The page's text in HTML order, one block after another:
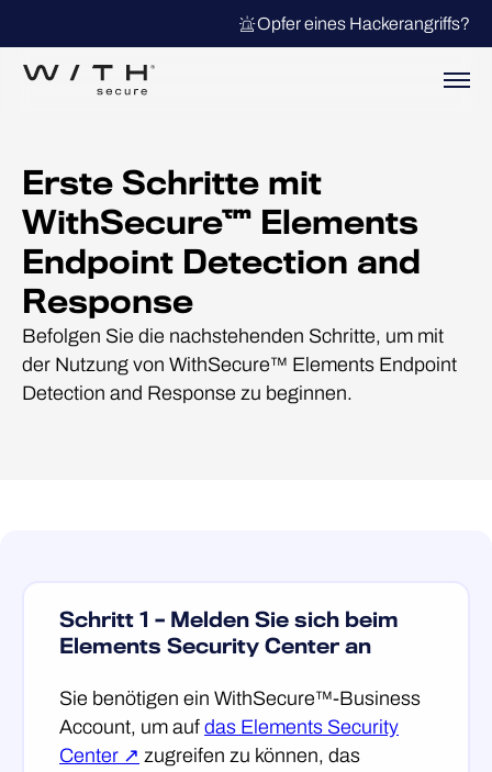
Opfer eines Hackerangriffs?
Erste Schritte mit
WithSecure™ Elements
Endpoint Detection and
Response
Befolgen Sie die nachstehenden Schritte, um mit
der Nutzung von WithSecure™ Elements Endpoint
Detection and Response zu beginnen.
Schritt 1 – Melden Sie sich beim
Elements Security Center an
Sie benötigen ein WithSecure™-Business
Account, um auf das Elements Security
Center ↗ zugreifen zu können, das